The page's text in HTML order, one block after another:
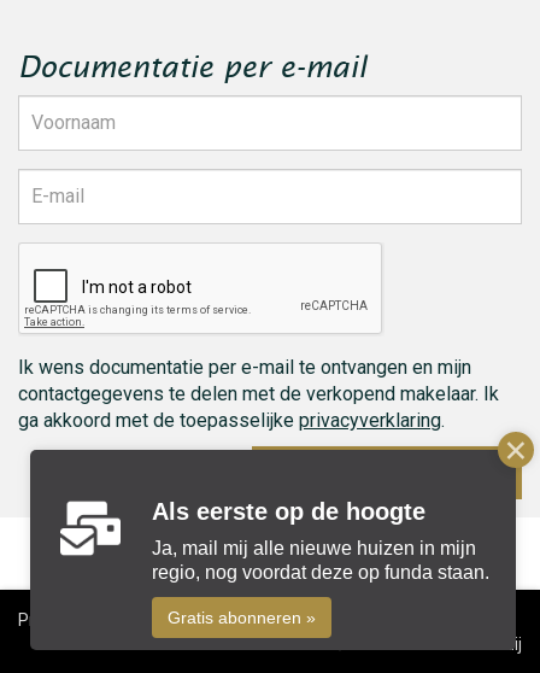
Documentatie per e-mail
Ik wens documentatie per e-mail te ontvangen en mijn
contactgegevens te delen met de verkopend makelaar. Ik
ga akkoord met de toepasselijke privacyverklaring.
Privacyverklaring CookiebeleidDisclaimer
© 2026 Beks Makelaardij
Als eerste op de hoogte
Ja, mail mij alle nieuwe huizen in mijn
regio, nog voordat deze op funda staan.
Gratis abonneren »